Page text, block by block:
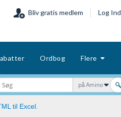
Bliv gratis medlem Log Ind
Ordbog Flere
på Amino
til Excel.